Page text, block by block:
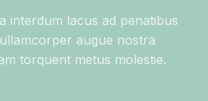
interdum lacus ad penatibus
augue nostra
torquent metus molestie.